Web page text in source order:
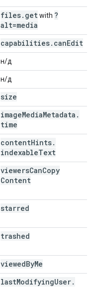
files. getwith ?
alt=media
capabilities. canEdit
н/д
н/д
size
imageMediaMetadata .
time
contentHints.
indexableText
viewersCanCopy
Content
starred
trashed
viewedByMe
lastModifyingUser.